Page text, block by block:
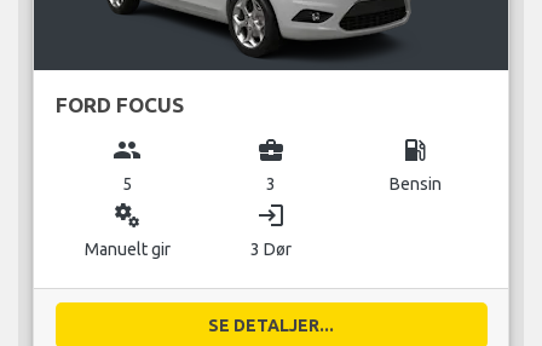
FORD FOCUS
group
5
business_center
3
local_gas_station
Bensin
miscellaneous_services
Manuelt gir
login
3 Dør
SE DETALJER...